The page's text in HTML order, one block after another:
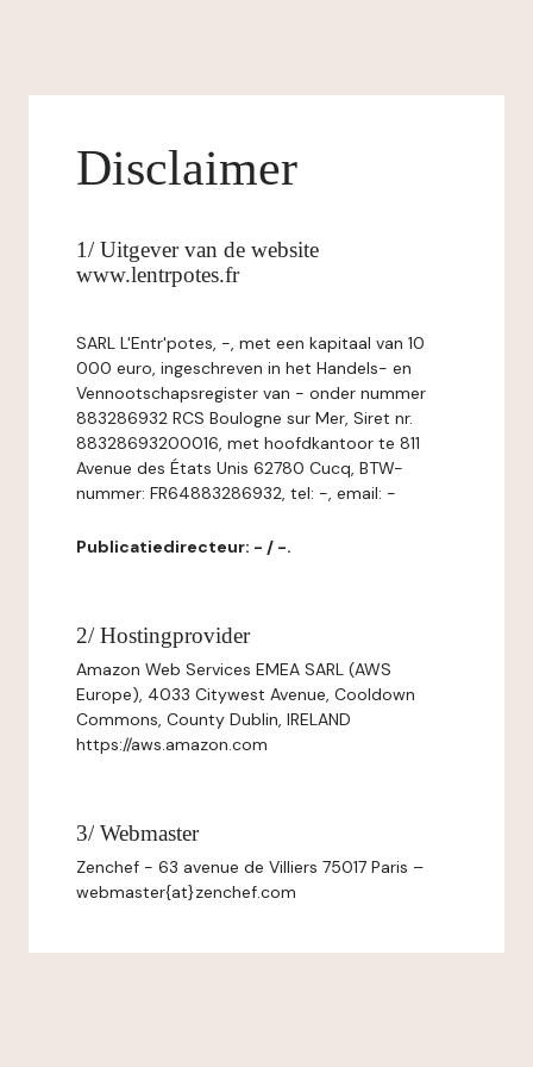
Disclaimer
1/ Uitgever van de website
www.lentrpotes.fr
SARL L'Entr'potes, -, met een kapitaal van 10
000 euro, ingeschreven in het Handels- en
Vennootschapsregister van - onder nummer
883286932 RCS Boulogne sur Mer, Siret nr.
88328693200016, met hoofdkantoor te 811
Avenue des États Unis 62780 Cucq, BTW-
nummer: FR64883286932, tel: -, email: -
Publicatiedirecteur: - / -.
2/ Hostingprovider
Amazon Web Services EMEA SARL (AWS
Europe), 4033 Citywest Avenue, Cooldown
Commons, County Dublin, IRELAND
https://aws.amazon.com
3/ Webmaster
Zenchef - 63 avenue de Villiers 75017 Paris –
webmaster{at}zenchef.com